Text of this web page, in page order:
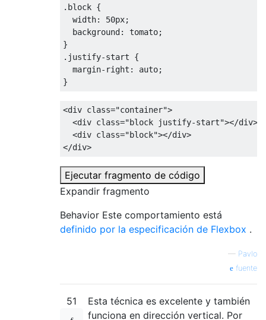
. block {
width: 50px;
background: tomato;
}
. justify-start {
margin-right : auto;
}
<div class="container">
<div class="block justify-start"></div>
<div class="block"></div>
</div>
Ejecutar fragmento de código
Expandir fragmento
Behavior Este comportamiento está
definido por la especificación de Flexbox .
— Pavlo
fuente
51
Esta técnica es excelente y también
funciona en dirección vertical. Por